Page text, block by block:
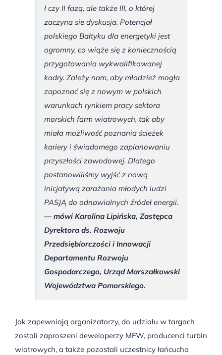
I czy II fazą, ale także III, o której
zaczyna się dyskusja. Potencjał
polskiego Bałtyku dla energetyki jest
ogromny, co wiąże się z koniecznością
przygotowania wykwalifikowanej
kadry. Zależy nam, aby młodzież mogła
zapoznać się z nowym w polskich
warunkach rynkiem pracy sektora
morskich farm wiatrowych, tak aby
miała możliwość poznania ścieżek
kariery i świadomego zaplanowaniu
przyszłości zawodowej. Dlatego
postanowiliśmy wyjść z nową
inicjatywą zarażania młodych ludzi
PASJĄ do odnawialnych źródeł energii.
—mówi Karolina Lipińska, Zastępca
Dyrektora ds. Rozwoju
Przedsiębiorczości i Innowacji
Departamentu Rozwoju
Gospodarczego, Urząd Marszałkowski
Województwa Pomorskiego.
Jak zapewniają organizatorzy, do udziału w targach
zostali zaproszeni deweloperzy MFW, producenci turbin
wiatrowych, a także pozostali uczestnicy łańcucha